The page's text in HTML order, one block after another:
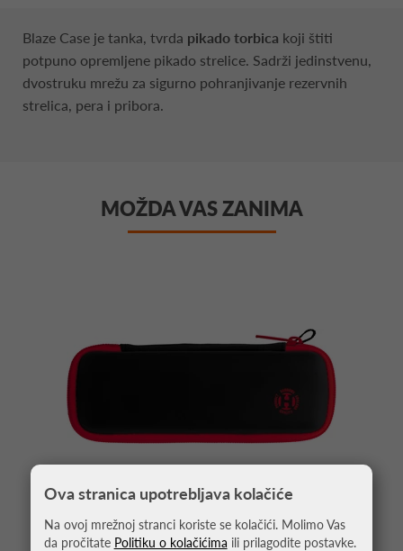
Blaze Case je tanka, tvrda pikado torbica koji štiti
potpuno opremljene pikado strelice. Sadrži jedinstvenu,
dvostruku mrežu za sigurno pohranjivanje rezervnih
strelica, pera i pribora.
MOŽDA VAS ZANIMA
Ova stranica upotrebljava kolačiće
Na ovoj mrežnoj stranci koriste se kolačići. Molimo Vas
da pročitate Politiku o kolačićima ili prilagodite postavke.